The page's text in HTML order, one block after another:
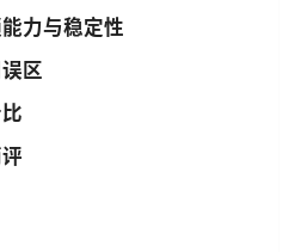
力与稳定性
区